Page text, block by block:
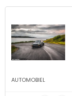
AUTOMOBIEL